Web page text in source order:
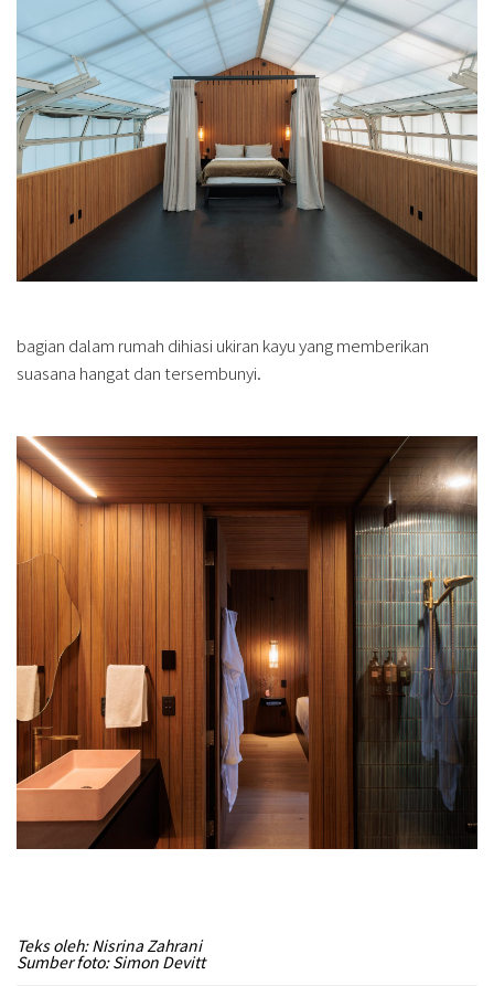
bagian dalam rumah dihiasi ukiran kayu yang memberikan
suasana hangat dan tersembunyi.
Teks oleh: Nisrina Zahrani
Sumber foto: Simon Devitt